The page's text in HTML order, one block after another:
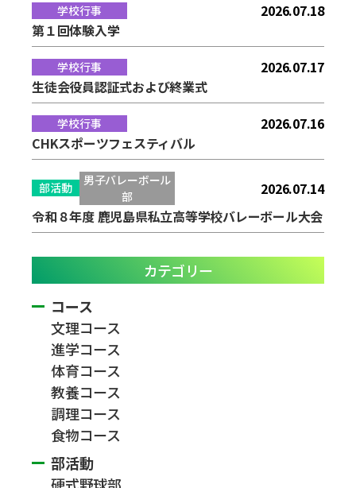
学校行事
2026.07.18
第１回体験入学
学校行事
2026.07.17
生徒会役員認証式および終業式
学校行事
2026.07.16
CHKスポーツフェスティバル
部活動
男子バレーボール
部
2026.07.14
令和８年度 鹿児島県私立高等学校バレーボール大会
カテゴリー
コース
文理コース
進学コース
体育コース
教養コース
調理コース
食物コース
部活動
硬式野球部